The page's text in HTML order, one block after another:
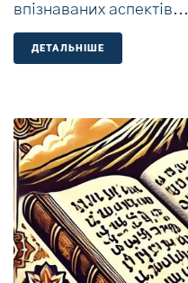
впізнаваних аспектів...
ДЕТАЛЬНIШЕ